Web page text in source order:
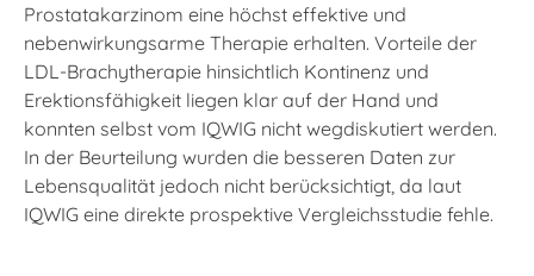
Prostatakarzinom eine höchst effektive und
nebenwirkungsarme Therapie erhalten. Vorteile der
LDL-Brachytherapie hinsichtlich Kontinenz und
Erektionsfähigkeit liegen klar auf der Hand und
konnten selbst vom IQWIG nicht wegdiskutiert werden.
In der Beurteilung wurden die besseren Daten zur
Lebensqualität jedoch nicht berücksichtigt, da laut
IQWIG eine direkte prospektive Vergleichsstudie fehle.